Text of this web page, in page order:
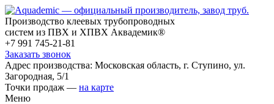
Производство клеевых трубопроводных
систем из ПВХ и ХПВХ Аквадемик®
+7 991 745-21-81
Заказать звонок
Адрес производства: Московская область, г. Ступино, ул.
Загородная, 5/1
Точки продаж — на карте
Меню